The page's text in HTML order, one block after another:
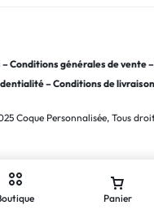
–Conditions générales de vente–
–Conditions de livraison
Coque Personnalisée, Tous
Panier